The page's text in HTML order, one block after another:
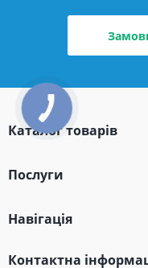
Каталог товарів
Послуги
Навігація
Контактна